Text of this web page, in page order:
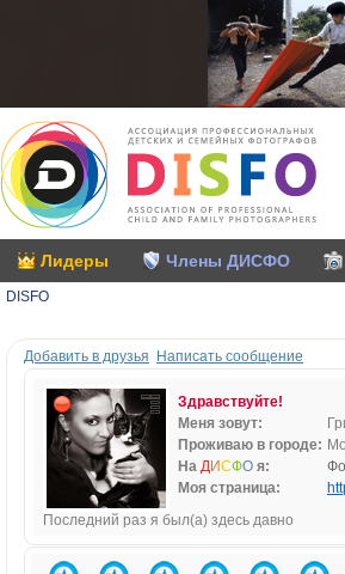
Лидеры Члены ДИСФО
DISFO
Добавить в друзья Написать сообщение
Здравствуйте!
Меня зовут:
Проживаю в городе:
На ДИСФО я:
Моя страница:
Последний раз я был(а) здесь давно